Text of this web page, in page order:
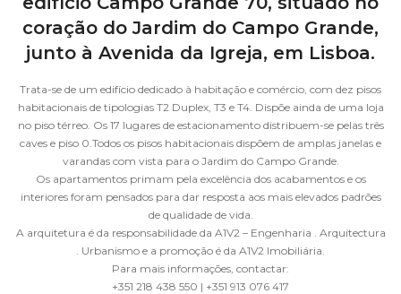
coração do Jardim do Campo Grande,
junto à Avenida da Igreja, em Lisboa.
Trata-se de um edifício dedicado à habitação e comércio, com dez pisos
habitacionais de tipologias T2 Duplex, T3 e T4. Dispõe ainda de uma loja
no piso térreo. Os 17 lugares de estacionamento distribuem-se pelas três
caves e piso 0.Todos os pisos habitacionais dispõem de amplas janelas e
varandas com vista para o Jardim do Campo Grande.
Os apartamentos primam pela excelência dos acabamentos e os
interiores foram pensados para dar resposta aos mais elevados padrões
de qualidade de vida.
A arquitetura é da responsabilidade da A1V2 – Engenharia . Arquitectura
. Urbanismo e a promoção é da A1V2 Imobiliária.
Para mais informações, contactar:
+351 218 438 550 | +351 913 076 417